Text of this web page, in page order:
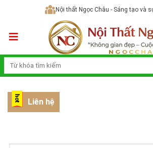
content
Nội thất Ngọc Châu - Sáng tạo và
Liên hệ